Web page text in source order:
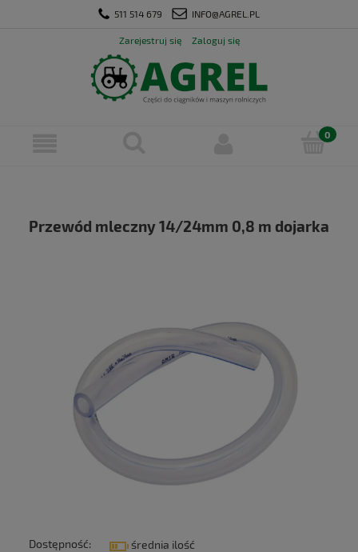
511 514 679 INFO@AGREL.PL
Zarejestruj się Zaloguj się
Przewód mleczny 14/24mm 0,8 m dojarka
Dostępność:
średnia ilość